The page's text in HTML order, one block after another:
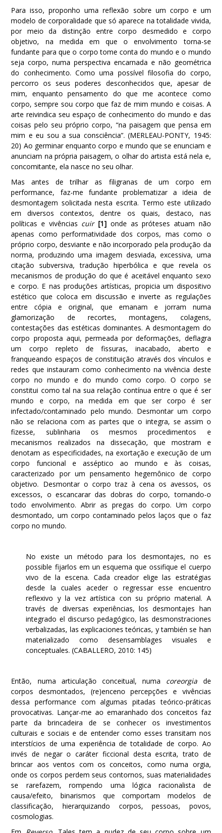
Para isso, proponho uma reflexão sobre um corpo e um
modelo de corporalidade que só aparece na totalidade vivida,
por meio da distinção entre corpo desmedido e corpo
objetivo, na medida em que o envolvimento torna-se
fundante para que o corpo tome conta do mundo e o mundo
seja corpo, numa perspectiva encarnada e não geométrica
do conhecimento. Como uma possível filosofia do corpo,
percorro os seus poderes desconhecidos que, apesar de
mim, enquanto pensamento do que me acontece como
corpo, sempre sou corpo que faz de mim mundo e coisas. A
arte reivindica seu espaço de conhecimento do mundo e das
coisas pelo seu próprio corpo, “na paisagem que pensa em
mim e eu sou a sua consciência”. (MERLEAU-PONTY, 1945:
20) Ao germinar enquanto corpo e mundo que se enunciam e
anunciam na própria paisagem, o olhar do artista está nela e,
concomitante, ela nasce no seu olhar.
Mas antes de trilhar as filigranas de um corpo em
performance, faz-me fundante problematizar a ideia de
desmontagem solicitada nesta escrita. Termo este utilizado
em diversos contextos, dentre os quais, destaco, nas
políticas e vivências cuir [1] onde as próteses atuam não
apenas como performatividade dos corpos, mas como o
próprio corpo, desviante e não incorporado pela produção da
norma, produzindo uma imagem desviada, excessiva, uma
citação subversiva, tradução hiperbólica e que revela os
mecanismos de produção do que é aceitável enquanto sexo
e corpo. E nas produções artísticas, propicia um dispositivo
estético que coloca em discussão e inverte as regulações
entre cópia e original, que emanam e jorram numa
glamorização de recortes, montagens, colagens,
contestações das estéticas dominantes. A desmontagem do
corpo proposta aqui, permeada por deformações, deflagra
um corpo repleto de fissuras, inacabado, aberto e
franqueando espaços de constituição através dos vínculos e
redes que instauram como conhecimento na vivência deste
corpo no mundo e do mundo como corpo. O corpo se
constitui como tal na sua relação contínua entre o que é ser
mundo e corpo, na medida em que ser corpo é ser
infectado/contaminado pelo mundo. Desmontar um corpo
não se relaciona com as partes que o integra, se assim o
fizesse, sublinharia os mesmos procedimentos e
mecanismos realizados na dissecação, que mostram e
denotam as especificidades, na exortação e execução de um
corpo funcional e asséptico ao mundo e às coisas,
caracterizado por um pensamento hegemônico de corpo
objetivo. Desmontar o corpo traz à cena os avessos, os
excessos, o escancarar das dobras do corpo, tornando-o
todo envolvimento. Abrir as pregas do corpo. Um corpo
desmontado, um corpo contaminado pelos laços que o faz
corpo no mundo.
No existe un método para los desmontajes, no es
possible fijarlos em un esquema que ossifique el cuerpo
vivo de la escena. Cada creador elige las estratégias
desde la cuales aceder o regressar esse encuentro
reflexivo y la vez artística con su próprio material. A
través de diversas experiências, los desmontajes han
integrado el discurso pedagógico, las desmonstraciones
verbalizadas, las explicaciones teóricas, y también se han
materializado como desensamblages visuales e
conceptuales. (CABALLERO, 2010: 145)
Então, numa articulação conceitual, numa coreorgia de
corpos desmontados, (re)enceno percepções e vivências
dessa performance com algumas pitadas teórico-práticas
provocativas. Lançar-me ao emaranhado dos conceitos faz
parte da brincadeira de se conhecer os investimentos
culturais e sociais e de entender como esses transitam nos
interstícios de uma experiência de totalidade de corpo. Ao
invés de negar o caráter ficcional desta escrita, trato de
brincar aos ventos com os conceitos, como numa orgia,
onde os corpos perdem seus contornos, suas materialidades
se rarefazem, rompendo uma lógica racionalista de
causa/efeito, binarismos que comportam modelos de
classificação, hierarquizando corpos, pessoas, povos,
cosmologias.